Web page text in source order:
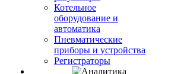
Котельное
оборудование и
автоматика
Пневматические
приборы и устройства
Регистраторы